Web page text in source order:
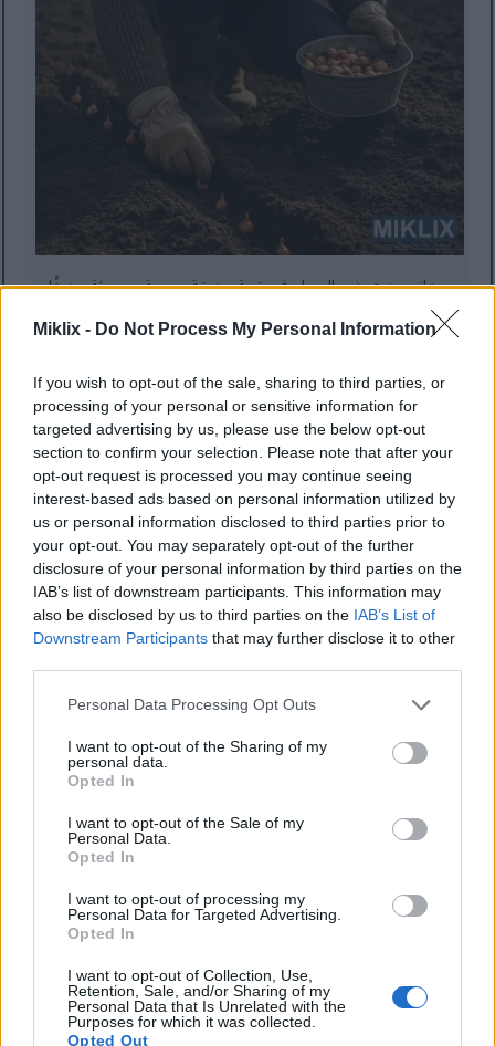
Miklix - Do Not Process My Personal Information
If you wish to opt-out of the sale, sharing to third parties, or
processing of your personal or sensitive information for
targeted advertising by us, please use the below opt-out
section to confirm your selection. Please note that after your
opt-out request is processed you may continue seeing
interest-based ads based on personal information utilized by
us or personal information disclosed to third parties prior to
your opt-out. You may separately opt-out of the further
disclosure of your personal information by third parties on the
IAB’s list of downstream participants. This information may
also be disclosed by us to third parties on the IAB’s List of
Downstream Participants that may further disclose it to other
Please note that this website/app uses one or more Google
not limited to your visit or usage behaviour. You may click to
grant or deny consent to Google and its third-party tags to
use your data for below specified purposes in below Google
consent section.
Personal Data Processing Opt Outs
I want to opt-out of the Sharing of my
personal data.
Opted In
I want to opt-out of the Sale of my
Personal Data.
Opted In
I want to opt-out of processing my
Personal Data for Targeted Advertising.
Opted In
I want to opt-out of Collection, Use,
Retention, Sale, and/or Sharing of my
Personal Data that Is Unrelated with the
Purposes for which it was collected.
Opted Out
بستاني يزرع بذور البصل في تربة حديقة ربيعية محروثة حديثًا.
انقر أو اضغط على الصورة لمزيد من المعلومات ودقة أعلى.
تحضير التربة للبصل
يزدهر البصل في التربة المُجهزة جيداً ذات القوام المناسب
والعناصر الغذائية الملائمة. إن تخصيص الوقت الكافي لتحضير
التربة بشكل صحيح سيُحسّن محصولك بشكل ملحوظ.
توفر التربة المُجهزة جيداً مع إضافة السماد العضوي العناصر
الغذائية التي يحتاجها البصل للنمو الأمثل.
متطلبات التربة
نوع التربة: تربة رملية طينية مفككة جيدة التصريف أو تربة
طينية غرينية
مستوى الرقم الهيدروجيني: من 6.0 إلى 6.8 (حمضي
قليلاً إلى متعادل)
الملمس: تربة هشة لا تتراص بسهولة
التصريف: نظام تصريف ممتاز لمنع تعفن البصلة